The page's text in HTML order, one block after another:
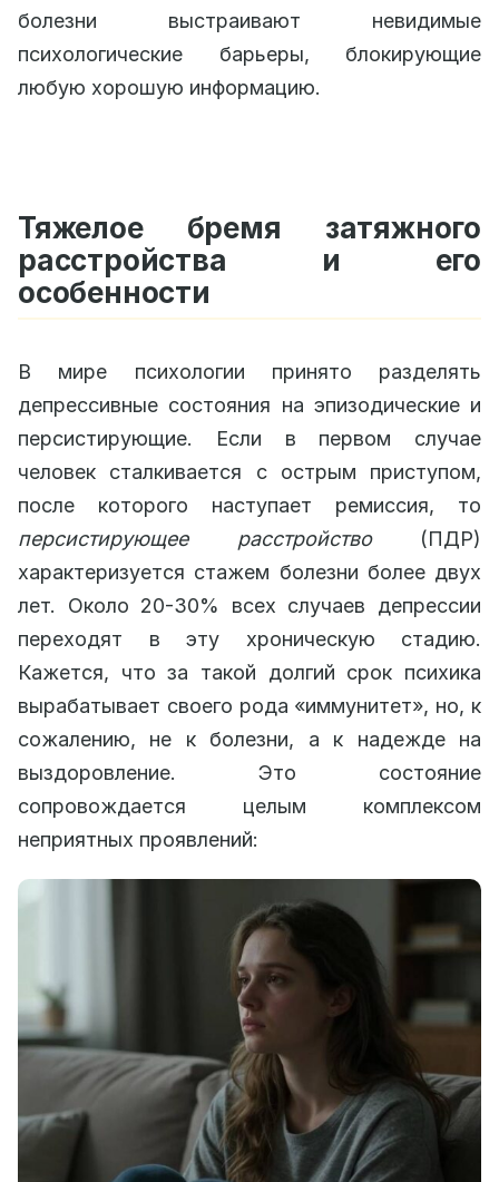
болезни выстраивают невидимые
психологические барьеры, блокирующие
любую хорошую информацию.
Тяжелое бремя затяжного
расстройства и его
особенности
В мире психологии принято разделять
депрессивные состояния на эпизодические и
персистирующие. Если в первом случае
человек сталкивается с острым приступом,
после которого наступает ремиссия, то
персистирующее расстройство(ПДР)
характеризуется стажем болезни более двух
лет. Около 20-30% всех случаев депрессии
переходят в эту хроническую стадию.
Кажется, что за такой долгий срок психика
вырабатывает своего рода «иммунитет», но, к
сожалению, не к болезни, а к надежде на
выздоровление. Это состояние
сопровождается целым комплексом
неприятных проявлений: